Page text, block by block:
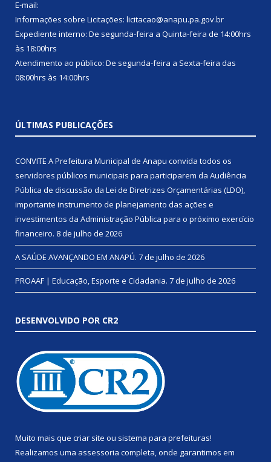
E-mail:
Informações sobre Licitações: licitacao@anapu.pa.gov.br
Expediente interno: De segunda-feira a Quinta-feira de 14:00hrs
às 18:00hrs
Atendimento ao público: De segunda-feira a Sexta-feira das
08:00hrs às 14:00hrs
ÚLTIMAS PUBLICAÇÕES
CONVITE A Prefeitura Municipal de Anapu convida todos os
servidores públicos municipais para participarem da Audiência
Pública de discussão da Lei de Diretrizes Orçamentárias (LDO),
importante instrumento de planejamento das ações e
investimentos da Administração Pública para o próximo exercício
financeiro. 8 de julho de 2026
A SAÚDE AVANÇANDO EM ANAPÚ. 7 de julho de 2026
PROAAF | Educação, Esporte e Cidadania. 7 de julho de 2026
DESENVOLVIDO POR CR2
Muito mais que criar site ou sistema para prefeituras!
Realizamos uma assessoria completa, onde garantimos em